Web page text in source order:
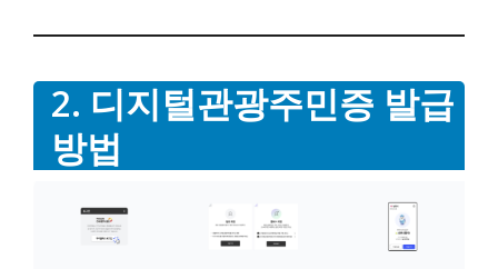
2. 디지털관광주민증 발급
방법